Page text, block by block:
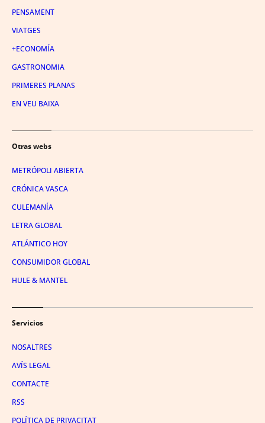
PENSAMENT
VIATGES
+ECONOMÍA
GASTRONOMIA
PRIMERES PLANAS
EN VEU BAIXA
Otras webs
METRÓPOLI ABIERTA
CRÓNICA VASCA
CULEMANÍA
LETRA GLOBAL
ATLÁNTICO HOY
CONSUMIDOR GLOBAL
HULE & MANTEL
Servicios
NOSALTRES
AVÍS LEGAL
CONTACTE
RSS
POLÍTICA DE PRIVACITAT